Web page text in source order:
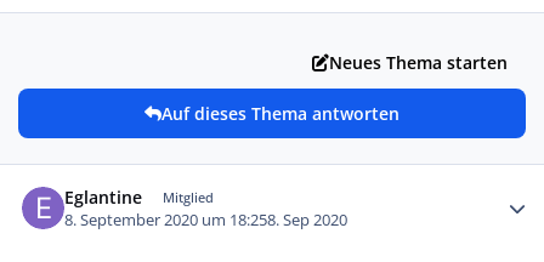
Neues Thema starten
Auf dieses Thema antworten
Eglantine Mitglied
8. September 2020 um 18:258. Sep 2020